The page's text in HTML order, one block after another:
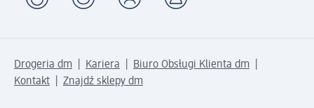
Drogeria dm Kariera
Biuro Obsługi Klienta dm
Kontakt
Znajdź sklepy dm